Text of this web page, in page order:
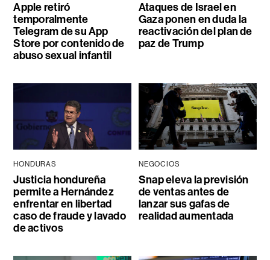
Apple retiró
temporalmente
Telegram de su App
Store por contenido de
abuso sexual infantil
Ataques de Israel en
Gaza ponen en duda la
reactivación del plan de
paz de Trump
HONDURAS
Justicia hondureña
permite a Hernández
enfrentar en libertad
caso de fraude y lavado
de activos
NEGOCIOS
Snap eleva la previsión
de ventas antes de
lanzar sus gafas de
realidad aumentada